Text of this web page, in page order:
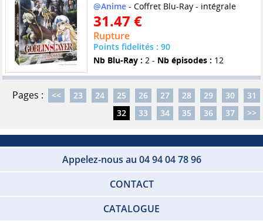
@Anime- Coffret Blu-Ray - intégrale
31.47 €
Rupture
Points fidelités : 90
Nb Blu-Ray : 2 - Nb épisodes : 12
Pages : << 23 24 25 26 27 28 29 30
31
32
33 34 35 36 37 >>
Appelez-nous au 04 94 04 78 96
CONTACT
CATALOGUE